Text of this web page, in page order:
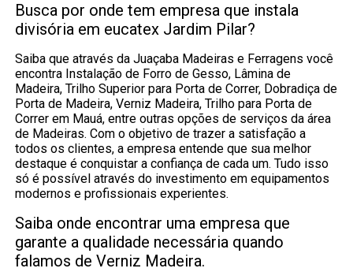
Busca por onde tem empresa que instala
divisória em eucatex Jardim Pilar?
Saiba que através da Juaçaba Madeiras e Ferragens você
encontra Instalação de Forro de Gesso, Lâmina de
Madeira, Trilho Superior para Porta de Correr, Dobradiça de
Porta de Madeira, Verniz Madeira, Trilho para Porta de
Correr em Mauá, entre outras opções de serviços da área
de Madeiras. Com o objetivo de trazer a satisfação a
todos os clientes, a empresa entende que sua melhor
destaque é conquistar a confiança de cada um. Tudo isso
só é possível através do investimento em equipamentos
modernos e profissionais experientes.
Saiba onde encontrar uma empresa que
garante a qualidade necessária quando
falamos de Verniz Madeira.